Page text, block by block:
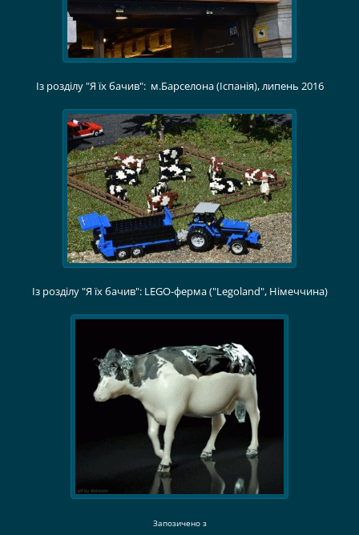
Із розділу "Я їх бачив": м.Барселона (Іспанія), липень 2016
Із розділу "Я їх бачив": LEGO-ферма ("Legoland", Німеччина)
Запозичено з